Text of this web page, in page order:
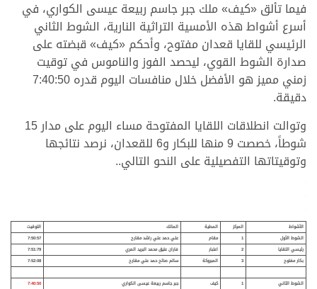
فيما تألق «كيف» ملك جبر جاسم ربيعة عيسى الكواري، في
أسرع أشواط هذه الأمسية التراثية النارية، الشوط الثاني
الرئيسي للقايا قعدان مفتوح، وأحكم «كيف» قبضته على
صدارة الشوط القوي، ليحصد الفوز والناموس في توقيت
زمني مميز هو الأفضل خلال منافسات اليوم قدره 7:40:50
دقيقة.
وتوالت انطلاقات اللقايا المفتوحة مساء اليوم على مدار 15
شوطاً، خصصت 9 منها للبكار و6 للقعدان، نرصد نتائجها
وتوقيتاتها التفصيلية على النحو التالي..
الأشواط المركز المطية المالك
التوقيت
الشوط الأول
1 مقام علي حمد علي راشد مقارح
7:50:57
رئيسي اللقايا
2 اعتبار فاران عتيق محمد البريد المري
7:51:79
بكار مفتوح
3 المبروكة سالم صالح حمد علي مقارح 7:52:08
الشوط الثاني 1 كيف جبر جاسم ربيعة عيسى الكواري
7:40:50